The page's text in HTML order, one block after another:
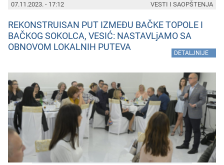
07.11.2023. - 17:12
REKONSTRUISAN PUT IZMEĐU BAČKE TOPOLE I
BAČKOG SOKOLCA, VESIĆ: NASTAVLjAMO SA
OBNOVOM LOKALNIH PUTEVA
DETALJNIJE
VESTI I SAOPŠTENJA